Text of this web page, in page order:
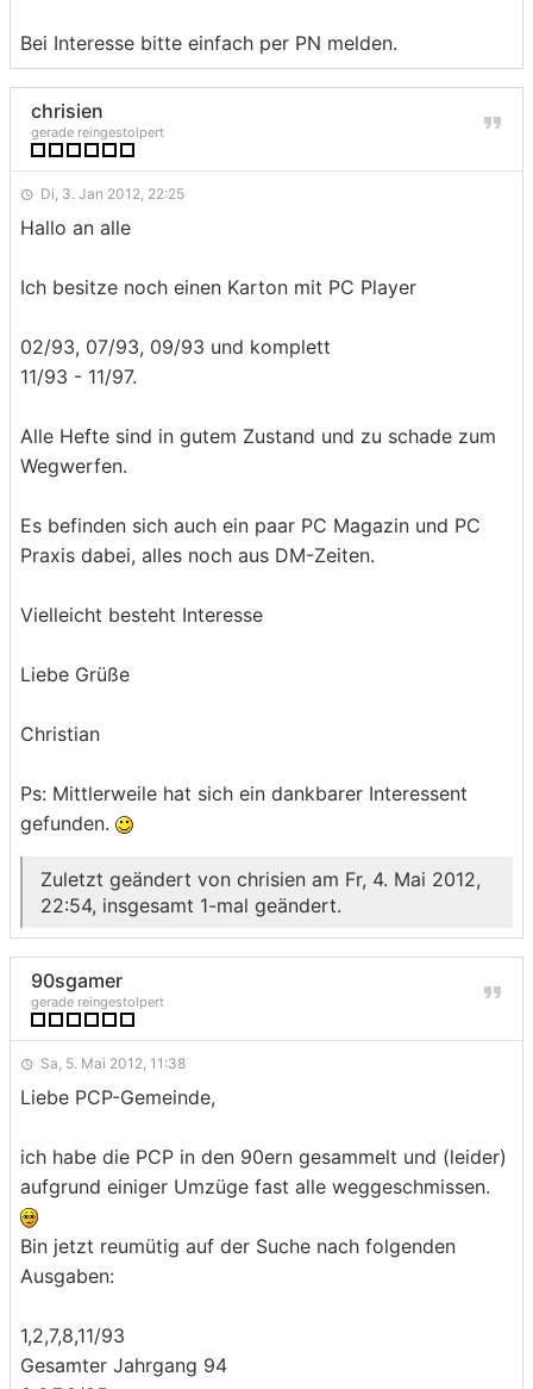
Bei Interesse bitte einfach per PN melden.
chrisien
gerade reingestolpert
Di, 3. Jan 2012, 22:25
Hallo an alle
Ich besitze noch einen Karton mit PC Player
02/93, 07/93, 09/93 und komplett
11/93 - 11/97.
Alle Hefte sind in gutem Zustand und zu schade zum
Wegwerfen.
Es befinden sich auch ein paar PC Magazin und PC
Praxis dabei, alles noch aus DM-Zeiten.
Vielleicht besteht Interesse
Liebe Grüße
Christian
Ps: Mittlerweile hat sich ein dankbarer Interessent
gefunden.
Zuletzt geändert von chrisien am Fr, 4. Mai 2012,
22:54, insgesamt 1-mal geändert.
90sgamer
gerade reingestolpert
Sa, 5. Mai 2012, 11:38
Liebe PCP-Gemeinde,
ich habe die PCP in den 90ern gesammelt und (leider)
aufgrund einiger Umzüge fast alle weggeschmissen.
Bin jetzt reumütig auf der Suche nach folgenden
Ausgaben:
1,2,7,8,11/93
Gesamter Jahrgang 94